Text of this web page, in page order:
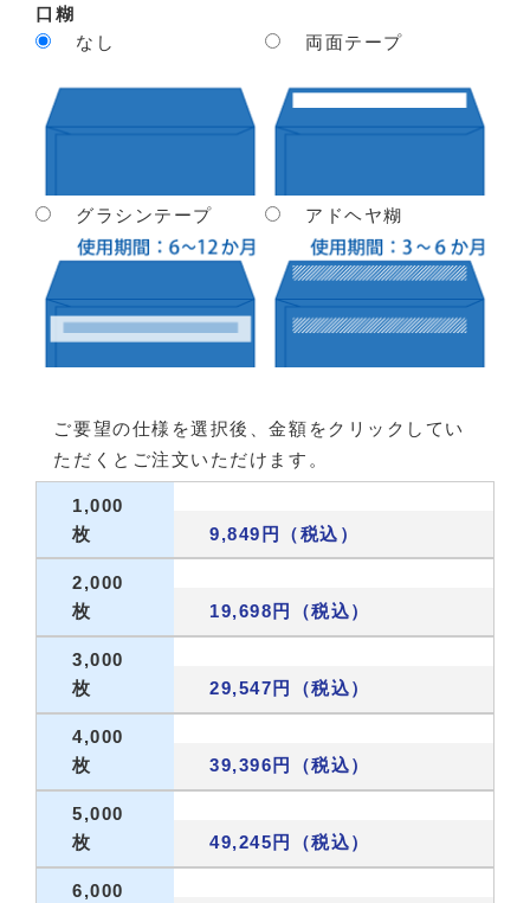
口糊
なし
両面テープ
グラシンテープ アドヘヤ糊
ご要望の仕様を選択後、金額をクリックしてい
ただくとご注文いただけます。
1,000
枚
9,849円（税込）
2,000
枚
19,698円（税込）
3,000
枚
29,547円（税込）
4,000
枚
39,396円（税込）
5,000
枚
49,245円（税込）
6,000